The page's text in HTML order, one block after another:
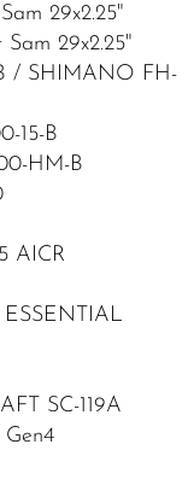
29x2.25"
29x2.25"
/ SHIMANO FH-
15-B
HM-B
AICR
SC-119A